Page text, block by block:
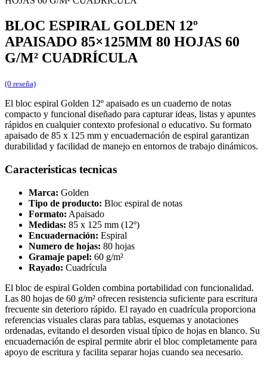
BLOC ESPIRAL GOLDEN 12º
APAISADO 85×125MM 80 HOJAS 60
G/M² CUADRÍCULA
(0 reseña)
El bloc espiral Golden 12º apaisado es un cuaderno de notas
compacto y funcional diseñado para capturar ideas, listas y apuntes
rápidos en cualquier contexto profesional o educativo. Su formato
apaisado de 85 x 125 mm y encuadernación de espiral garantizan
durabilidad y facilidad de manejo en entornos de trabajo dinámicos.
Caracteristicas tecnicas
Marca: Golden
Tipo de producto: Bloc espiral de notas
Formato: Apaisado
Medidas: 85 x 125 mm (12º)
Encuadernación: Espiral
Numero de hojas: 80 hojas
Gramaje papel: 60 g/m²
Rayado: Cuadrícula
El bloc de espiral Golden combina portabilidad con funcionalidad.
Las 80 hojas de 60 g/m² ofrecen resistencia suficiente para escritura
frecuente sin deterioro rápido. El rayado en cuadrícula proporciona
referencias visuales claras para tablas, esquemas y anotaciones
ordenadas, evitando el desorden visual típico de hojas en blanco. Su
encuadernación de espiral permite abrir el bloc completamente para
apoyo de escritura y facilita separar hojas cuando sea necesario.